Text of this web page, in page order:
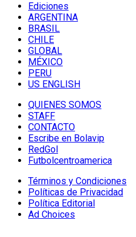
Ediciones
ARGENTINA
BRASIL
CHILE
GLOBAL
MÉXICO
PERU
US ENGLISH
QUIENES SOMOS
STAFF
CONTACTO
Escribe en Bolavip
RedGol
Futbolcentroamerica
Términos y Condiciones
Políticas de Privacidad
Política Editorial
Ad Choices